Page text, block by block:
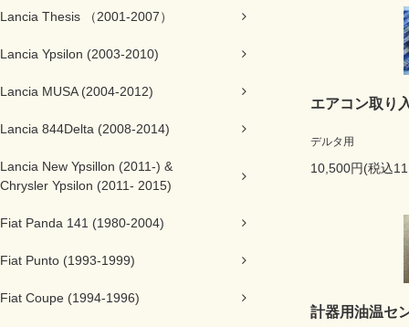
Lancia Thesis （2001-2007）
Lancia Ypsilon (2003-2010)
Lancia MUSA (2004-2012)
Lancia 844Delta (2008-2014)
Lancia New Ypsillon (2011-) &
Chrysler Ypsilon (2011- 2015)
Fiat Panda 141 (1980-2004)
Fiat Punto (1993-1999)
Fiat Coupe (1994-1996)
エアコン取り
デルタ用
10,500円(税込
計器用油温セ